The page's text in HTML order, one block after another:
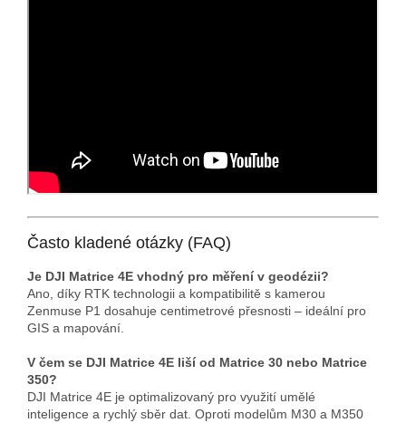
Často kladené otázky (FAQ)
Je DJI Matrice 4E vhodný pro měření v geodézii?
Ano, díky RTK technologii a kompatibilitě s kamerou
Zenmuse P1 dosahuje centimetrové přesnosti – ideální pro
GIS a mapování.
V čem se DJI Matrice 4E liší od Matrice 30 nebo Matrice
350?
DJI Matrice 4E je optimalizovaný pro využití umělé
inteligence a rychlý sběr dat. Oproti modelům M30 a M350